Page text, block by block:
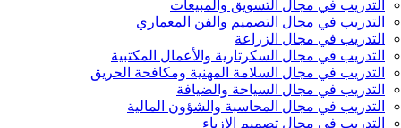
التدريب في مجال التسويق والمبيعات
التدريب في مجال التصميم والفن المعماري
التدريب في مجال الزراعة
التدريب في مجال السكرتارية والأعمال المكتبية
التدريب في مجال السلامة المهنية ومكافحة الحريق
التدريب في مجال السياحة والضيافة
التدريب في مجال المحاسبة والشؤون المالية
التدريب في مجال تصميم الازياء